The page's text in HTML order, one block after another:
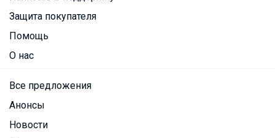
Защита покупателя
Помощь
О нас
Все предложения
Анонсы
Новости